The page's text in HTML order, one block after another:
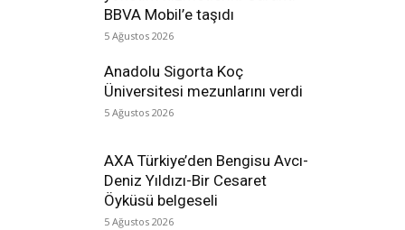
BBVA Mobil’e taşıdı
5 Ağustos 2026
Anadolu Sigorta Koç
Üniversitesi mezunlarını verdi
5 Ağustos 2026
AXA Türkiye’den Bengisu Avcı-
Deniz Yıldızı-Bir Cesaret
Öyküsü belgeseli
5 Ağustos 2026